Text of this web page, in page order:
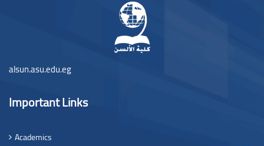
alsun.asu.edu.eg
Important Links
Academics